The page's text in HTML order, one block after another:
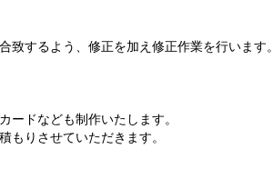
致するよう、修正を加え修正作業を行います。
ードなども制作いたします。
もりさせていただきます。